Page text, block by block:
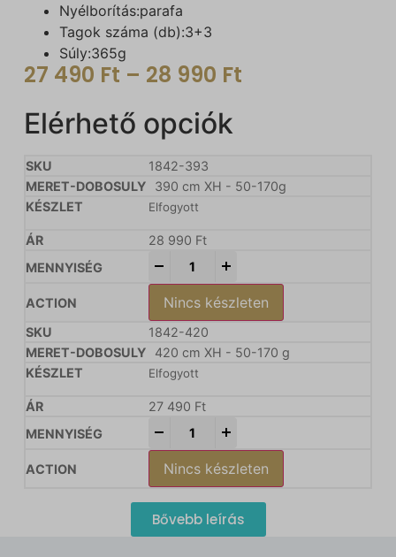
Nyélborítás:parafa
Tagok száma (db):3+3
Súly:365g
27 490 Ft – 28 990 Ft
Elérhető opciók
1842-393
390 cm XH - 50-170g
Elfogyott
28 990 Ft
Nincs készleten
1842-420
420 cm XH - 50-170 g
Elfogyott
27 490 Ft
Nincs készleten
Bővebb leírás